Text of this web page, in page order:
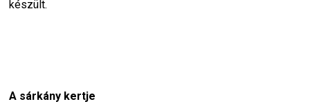
készült.
A sárkány kertje